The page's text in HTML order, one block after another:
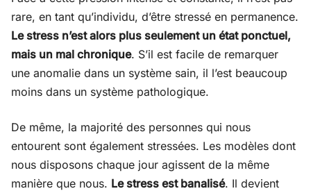
rare, en tant qu’individu, d’être stressé en permanence.
Le stress n’est alors plus seulement un état ponctuel,
mais un mal chronique. S’il est facile de remarquer
une anomalie dans un système sain, il l’est beaucoup
moins dans un système pathologique.
De même, la majorité des personnes qui nous
entourent sont également stressées. Les modèles dont
nous disposons chaque jour agissent de la même
manière que nous. Le stress est banalisé. Il devient